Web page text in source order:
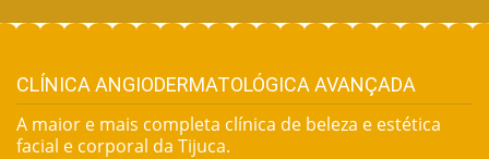
CLÍNICA ANGIODERMATOLÓGICA AVANÇADA
A maior e mais completa clínica de beleza e estética
facial e corporal da Tijuca.